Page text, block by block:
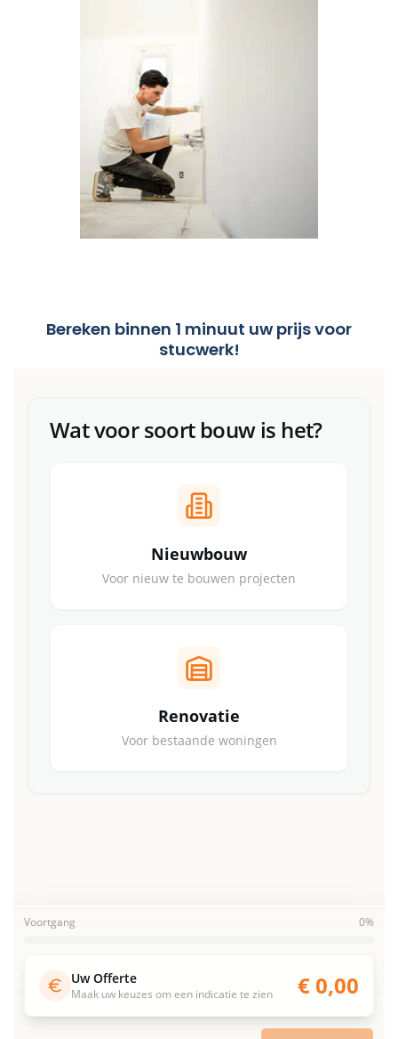
Bereken binnen 1 minuut uw prijs voor
stucwerk!